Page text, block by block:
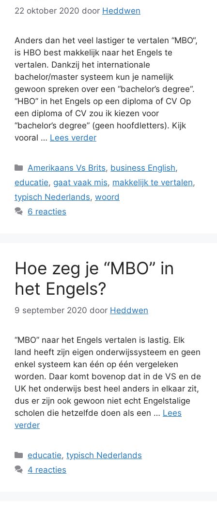
22 oktober 2020 door Heddwen
Anders dan het veel lastiger te vertalen “MBO“,
is HBO best makkelijk naar het Engels te
vertalen. Dankzij het internationale
bachelor/master systeem kun je namelijk
gewoon spreken over een “bachelor’s degree“.
“HBO” in het Engels op een diploma of CV Op
een diploma of CV zou ik kiezen voor
“bachelor’s degree” (geen hoofdletters). Kijk
vooral … Lees verder
Categorieën
Amerikaans Vs Brits, business English,
educatie, gaat vaak mis, makkelijk te vertalen,
typisch Nederlands, woord
6 reacties
Hoe zeg je “MBO” in
het Engels?
9 september 2020 door Heddwen
“MBO” naar het Engels vertalen is lastig. Elk
land heeft zijn eigen onderwijssysteem en geen
enkel systeem kan één op één vergeleken
worden. Daar komt bovenop dat in de VS en de
UK het onderwijs best heel anders in elkaar zit,
dus er zijn ook gewoon niet echt Engelstalige
scholen die hetzelfde doen als een … Lees
verder
Categorieën
educatie,typisch Nederlands
4 reacties